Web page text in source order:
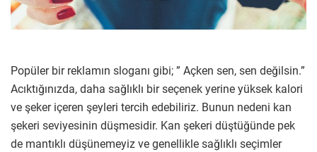
Popüler bir reklamın sloganı gibi; ” Açken sen, sen değilsin.”
Acıktığınızda, daha sağlıklı bir seçenek yerine yüksek kalori
ve şeker içeren şeyleri tercih edebiliriz. Bunun nedeni kan
şekeri seviyesinin düşmesidir. Kan şekeri düştüğünde pek
de mantıklı düşünemeyiz ve genellikle sağlıklı seçimler